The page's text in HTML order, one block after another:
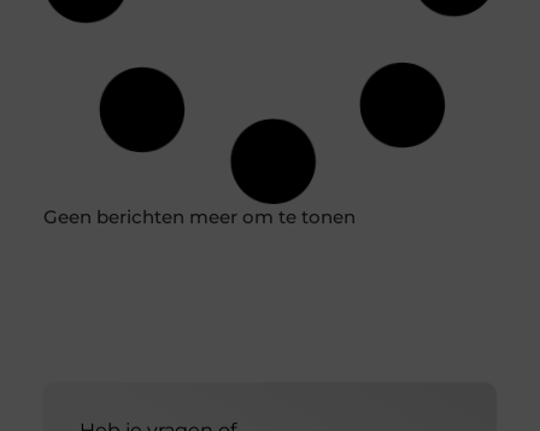
Als je een eigen bedrijf hebt, draag jij een grote
verantwoordelijkheid. Het is dan namelijk aan jou om
ervoor te